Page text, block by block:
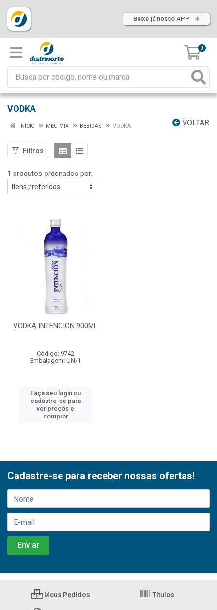
Baixe já nosso APP
0
VODKA
VOLTAR
INÍCIO MEU MIX BEBIDAS VODKA
Filtros
1 produtos ordenados por:
VODKA INTENCION 900ML
Código: 9742
Embalagem: UN/1
Faça seu login ou
cadastre-se para
ver preços e
comprar
Cadastre-se para receber nossas ofertas!
Meus Pedidos Títulos